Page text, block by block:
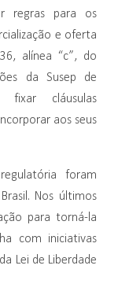
regras para os
e oferta
alínea “c”, do
da Susep de
fixar cláusulas
aos seus
foram
Nos últimos
para torná-la
com iniciativas
Lei de Liberdade